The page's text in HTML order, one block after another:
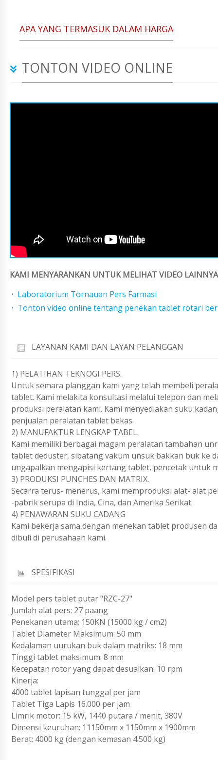
APA YANG TERMASUK DALAM HARGA
TONTON VIDEO ONLINE
KAMI MENYARANKAN UNTUK MELIHAT VIDEO
Laboratorium Tornauan Pers Farmasi
Tonton video online tentang penekan tablet rotari
LAYANAN KAMI DAN LAYAN PELANGGAN
1) PELATIHAN TEKNOGI PERS.
Untuk semara planggan kami yang telah membeli
tablet. Kami melakita konsultasi melalui telepon dan
produksi peralatan kami. Kami menyediakan suku
penjualan peralatan tablet bekas.
2) MANUFAKTUR LENGKAP TABEL.
Kami memiliki berbagai magam peralatan tambahan
tablet deduster, sibatang vakum unsuk bakkan buk ke
ungapalkan mengapisi kertang tablet, pencetak untuk
3) PRODUKSI PUNCHES DAN MATRIX.
Secarra terus- menerus, kami memproduksi alat- alat
-pabrik serupa di India, Cina, dan Amerika Serikat.
4) PENAWARAN SUKU CADANG
Kami bekerja sama dengan menekan tablet produsen
dibuli di perusahaan kami.
SPESIFIKASI
Model pers tablet putar "RZC-27"
Jumlah alat pers: 27 paang
Penekanan utama: 150KN (15000 kg / cm2)
Tablet Diameter Maksimum: 50 mm
Kedalaman uurukan buk dalam matriks: 18 mm
Tinggi tablet maksimum: 8 mm
Kecepatan rotor yang dapat desuaikan: 10 rpm
Kinerja:
4000 tablet lapisan tunggal per jam
Tablet Tiga Lapis 16.000 per jam
Limrik motor: 15 kW, 1440 putara / menit, 380V
Dimensi keuruhan: 11150mm x 1150mm x 1900mm
Berat: 4000 kg (dengan kemasan 4.500 kg)